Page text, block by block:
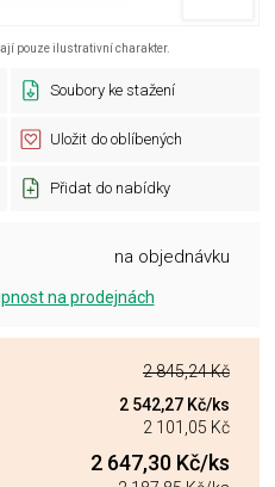
pouze ilustrativní charakter.
Soubory ke stažení
Uložit do oblíbených
Přidat do nabídky
na objednávku
na prodejnách
2 845,24 Kč
2 542,27 Kč/ks
2 101,05 Kč
2 647,30 Kč/ks